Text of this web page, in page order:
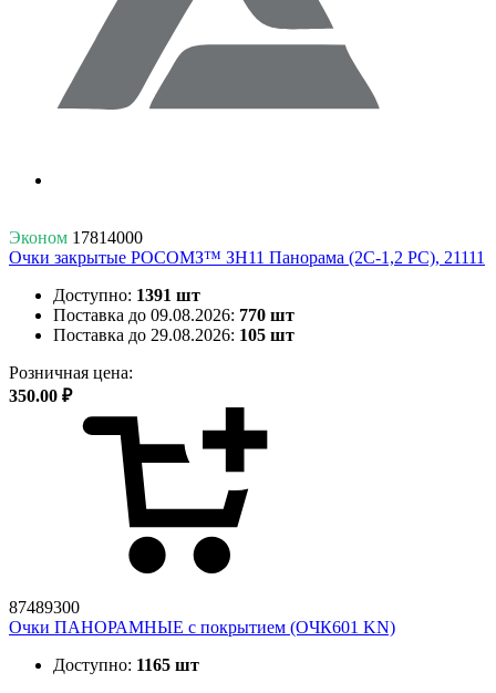
Эконом 17814000
Очки закрытые РОСОМЗ™ ЗН11 Панорама (2С-1,2 PС), 21111
Доступно: 1391 шт
Поставка до 09.08.2026: 770 шт
Поставка до 29.08.2026: 105 шт
Розничная цена:
350.00 ₽
87489300
Очки ПАНОРАМНЫЕ с покрытием (ОЧК601 KN)
Доступно: 1165 шт